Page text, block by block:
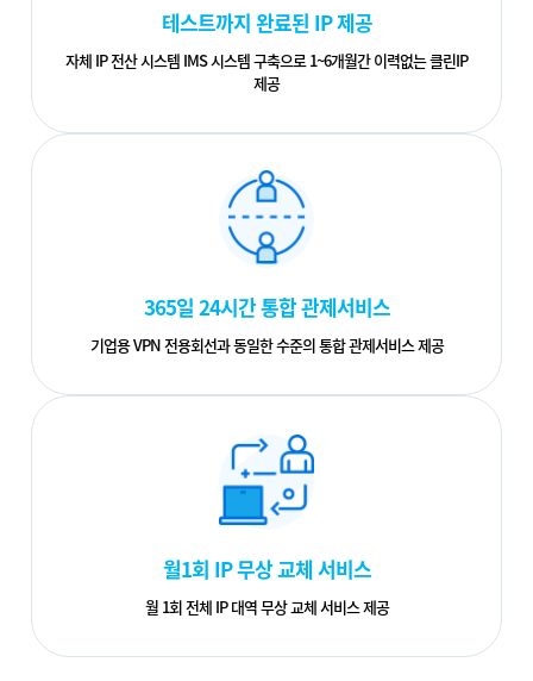
테스트까지 완료된 IP 제공
자체 IP 전산 시스템 IMS 시스템 구축으로 1~6개월간 이력없는 클린IP
제공
365일 24시간 통합 관제서비스
기업용 VPN 전용회선과 동일한 수준의 통합 관제서비스 제공
월1회 IP 무상 교체 서비스
월 1회 전체 IP 대역 무상 교체 서비스 제공